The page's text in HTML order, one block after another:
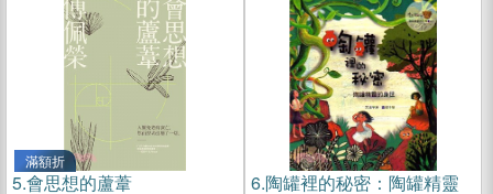
滿額折
5.會思想的蘆葦
6.陶罐裡的秘密：陶罐精靈